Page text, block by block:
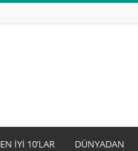
EN İYİ 10’LAR DÜNYADAN